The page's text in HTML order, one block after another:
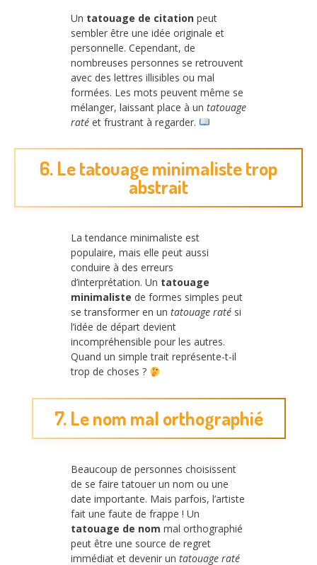
Un tatouage de citation peut
sembler être une idée originale et
personnelle. Cependant, de
nombreuses personnes se retrouvent
avec des lettres illisibles ou mal
formées. Les mots peuvent même se
mélanger, laissant place à un tatouage
raté et frustrant à regarder.
6. Le tatouage minimaliste trop
abstrait
La tendance minimaliste est
populaire, mais elle peut aussi
conduire à des erreurs
d’interprétation. Un tatouage
minimaliste de formes simples peut
se transformer en un tatouage raté si
l’idée de départ devient
incompréhensible pour les autres.
Quand un simple trait représente-t-il
trop de choses ?
7. Le nom mal orthographié
Beaucoup de personnes choisissent
de se faire tatouer un nom ou une
date importante. Mais parfois, l’artiste
fait une faute de frappe ! Un
tatouage de nom mal orthographié
peut être une source de regret
immédiat et devenir un tatouage raté